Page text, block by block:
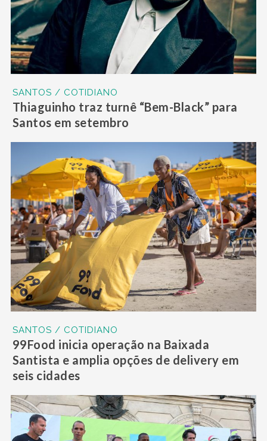
SANTOS / COTIDIANO
Thiaguinho traz turnê “Bem-Black” para
Santos em setembro
SANTOS / COTIDIANO
99Food inicia operação na Baixada
Santista e amplia opções de delivery em
seis cidades